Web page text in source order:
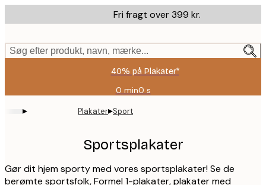
to
content.
Fri fragt over 399 kr.
Søg efter produkt, navn, mærke...
40% på Plakater*
0 min0 s
Gyldig
2026-
09
▸ Plakater▸Sport
Sportsplakater
Gør dit hjem sporty med vores sportsplakater! Se de
berømte sportsfolk, Formel 1-plakater, plakater med